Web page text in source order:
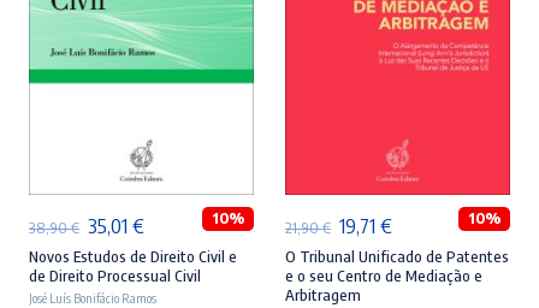
ADICIONAR
38,90€ O
preço
original
35,01 €O
preço
atual
10%
Novos Estudos de Direito Civil e
de Direito Processual Civil
José Luís Bonifácio Ramos
ADICIONAR
21,90€ O
preço
original
19,71 €O
preço
atual
10%
O Tribunal Unificado de Patentes
e o seu Centro de Mediação e
Arbitragem